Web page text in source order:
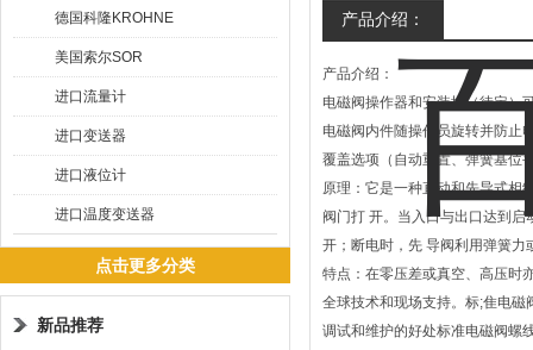
德国科隆KROHNE
美国索尔SOR
进口流量计
进口变送器
进口液位计
进口温度变送器
点击更多分类
新品推荐
产品介绍：
产品介绍：
电磁阀操作器和安装块（待定）
电磁阀内件随操作员旋转并防止
覆盖选项（自动重置、弹簧基位
原理：它是一种直动和先导式相
阀门打 开。当入口与出口达到
开；断电时，先 导阀利用弹簧
特点：在零压差或真空、高压时
全球技术和现场支持。标;隹电
调试和维护的好处标准电磁阀螺